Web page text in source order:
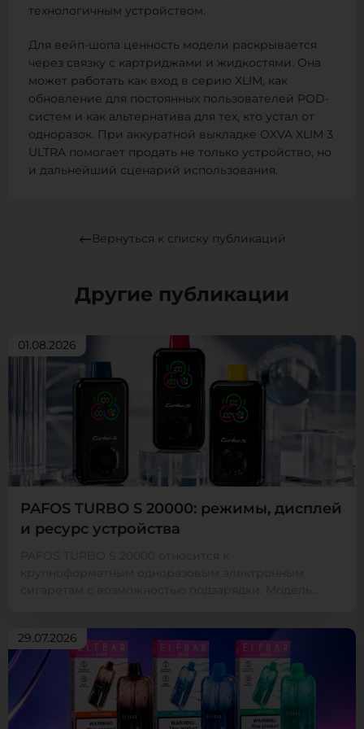
технологичным устройством.
Для вейп-шопа ценность модели раскрывается
через связку с картриджами и жидкостями. Она
может работать как вход в серию XLIM, как
обновление для постоянных пользователей POD-
систем и как альтернатива для тех, кто устал от
одноразок. При аккуратной выкладке OXVA XLIM 3
ULTRA помогает продать не только устройство, но
и дальнейший сценарий использования.
Вернуться к списку публикаций
Другие публикации
01.08.2026
PAFOS TURBO S 20000: режимы, дисплей
и ресурс устройства
29.07.2026